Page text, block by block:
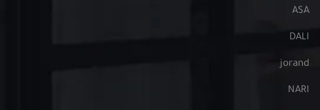
ASA
DALI
jorand
NARI